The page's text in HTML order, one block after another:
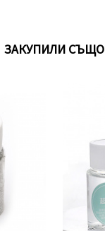
ЗАКУПИЛИ СЪЩО